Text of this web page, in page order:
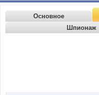
Основное
Шпионаж